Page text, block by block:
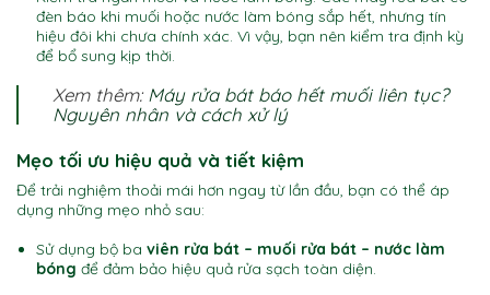
đèn báo khi muối hoặc nước làm bóng sắp hết, nhưng tín
hiệu đôi khi chưa chính xác. Vì vậy, bạn nên kiểm tra định kỳ
để bổ sung kịp thời.
Xem thêm: Máy rửa bát báo hết muối liên tục?
Nguyên nhân và cách xử lý
Mẹo tối ưu hiệu quả và tiết kiệm
Để trải nghiệm thoải mái hơn ngay từ lần đầu, bạn có thể áp
dụng những mẹo nhỏ sau:
Sử dụng bộ baviên rửa bát – muối rửa bát – nước làm
bóng để đảm bảo hiệu quả rửa sạch toàn diện.